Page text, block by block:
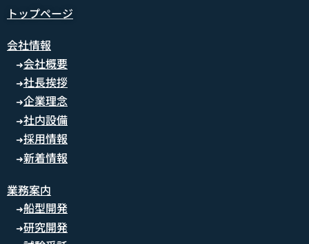
トップページ
会社情報
➜会社概要
➜社長挨拶
➜企業理念
➜社内設備
➜採用情報
➜新着情報
業務案内
➜船型開発
➜研究開発